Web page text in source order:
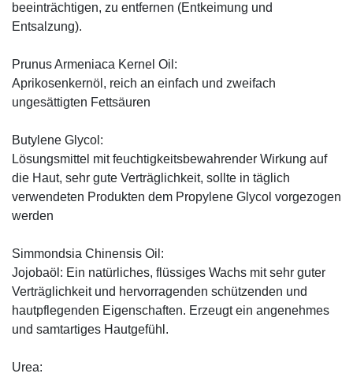
beeinträchtigen, zu entfernen (Entkeimung und
Entsalzung).
Prunus Armeniaca Kernel Oil:
Aprikosenkernöl, reich an einfach und zweifach
ungesättigten Fettsäuren
Butylene Glycol:
Lösungsmittel mit feuchtigkeitsbewahrender Wirkung auf
die Haut, sehr gute Verträglichkeit, sollte in täglich
verwendeten Produkten dem Propylene Glycol vorgezogen
werden
Simmondsia Chinensis Oil:
Jojobaöl: Ein natürliches, flüssiges Wachs mit sehr guter
Verträglichkeit und hervorragenden schützenden und
hautpflegenden Eigenschaften. Erzeugt ein angenehmes
und samtartiges Hautgefühl.
Urea: